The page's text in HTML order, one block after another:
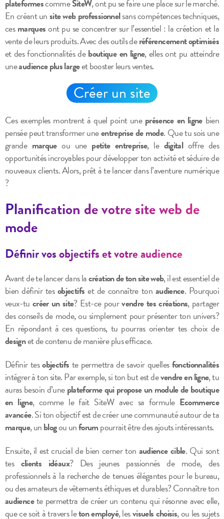
plateformescommeSiteW, ont pu se faire une place sur le marché.
En créant unsite web professionnelsans compétences techniques,
cesmarquesont pu se concentrer sur l’essentiel : la création et la
vente de leurs produits. Avec des outils deréférencement optimisés
et des fonctionnalités deboutique en ligne, elles ont pu atteindre
uneaudience plus largeet booster leurs ventes.
Créer un site
Ces exemples montrent à quel point une présence en lignebien
pensée peut transformer uneentreprise de mode. Que tu sois une
grande marqueou une petite entreprise, le digitaloffre des
opportunités incroyables pour développer ton activité et séduire de
nouveaux clients. Alors, prêt à te lancer dans l’aventure numérique
?
Planification de votre site web de
mode
Définir vos objectifs et votre audience
Avant de te lancer dans lacréation de ton site web, il est essentiel de
bien définir tesobjectifs et de connaître ton audience. Pourquoi
veux-tu créer un site? Est-ce pourvendre tes créations, partager
des conseils de mode, ou simplement pour présenter ton univers?
En répondant à ces questions, tu pourras orienter tes choix de
designet de contenu de manière plus efficace.
Définir tesobjectifs te permettra de savoir quellesfonctionnalités
intégrer à ton site. Par exemple, si ton but est devendre en ligne, tu
auras besoin d’uneplateforme qui propose un module de boutique
en ligne, comme le fait SiteW avec sa formule Ecommerce
avancée. Si ton objectif est de créer une communauté autour de ta
marque, unblogou unforumpourrait être des ajouts intéressants.
Ensuite, il est crucial de bien cerner ton audience cible. Qui sont
tes clients idéaux? Des jeunes passionnés de mode, des
professionnels à la recherche de tenues élégantes pour le bureau,
ou des amateurs de vêtements éthiques et durables? Connaître ton
audiencete permettra de créer un contenu qui résonne avec elle,
que ce soit à travers leton employé, lesvisuels choisis, ou les sujets